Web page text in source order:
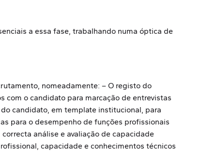
a essa fase, trabalhando numa óptica de
nomeadamente: – O registo do
com o candidato para marcação de entrevistas
candidato, em template institucional, para
para o desempenho de funções profissionais
análise e avaliação de capacidade
capacidade e conhecimentos técnicos